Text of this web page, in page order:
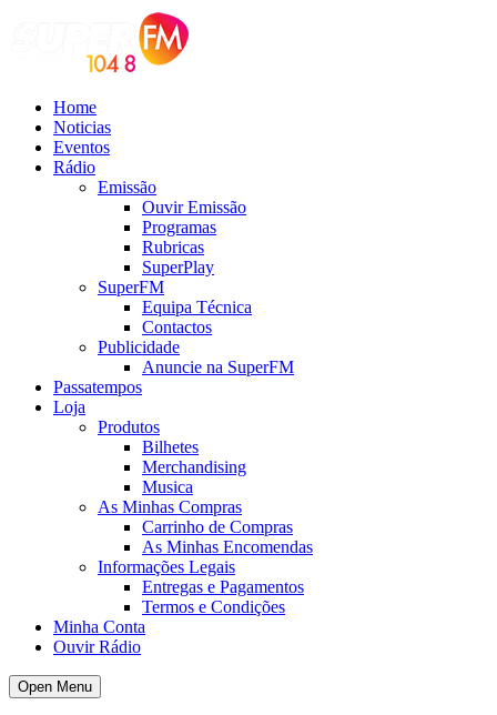
Home
Noticias
Eventos
Rádio
Emissão
Ouvir Emissão
Programas
Rubricas
SuperPlay
SuperFM
Equipa Técnica
Contactos
Publicidade
Anuncie na SuperFM
Passatempos
Loja
Produtos
Bilhetes
Merchandising
Musica
As Minhas Compras
Carrinho de Compras
As Minhas Encomendas
Informações Legais
Entregas e Pagamentos
Termos e Condições
Minha Conta
Ouvir Rádio
Open Menu